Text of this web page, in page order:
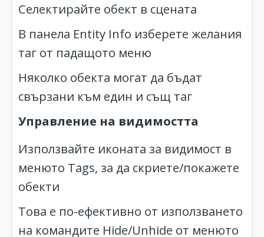
Селектирайте обект в сцената
В панела Entity Info изберете желания
таг от падащото меню
Няколко обекта могат да бъдат
свързани към един и същ таг
Управление на видимостта
Използвайте иконата за видимост в
менюто Tags, за да скриете/покажете
обекти
Това е по-ефективно от използването
на командите Hide/Unhide от менюто